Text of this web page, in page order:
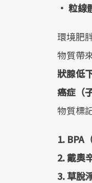
• 粒線
環境肥
物質帶
狀腺低
癌症（
物質標
1. BPA
2. 戴奧
3. 草脫